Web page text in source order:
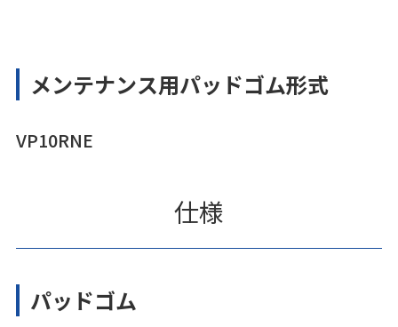
メンテナンス用パッドゴム形式
VP10RNE
仕様
パッドゴム